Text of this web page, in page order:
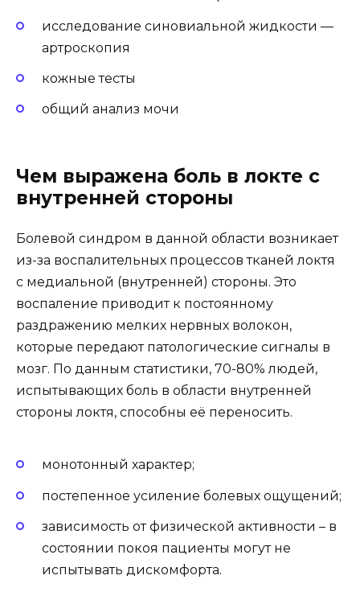
исследование синовиальной жидкости —
артроскопия
кожные тесты
общий анализ мочи
Чем выражена боль в локте с
внутренней стороны
Болевой синдром в данной области возникает
из-за воспалительных процессов тканей локтя
с медиальной (внутренней) стороны. Это
воспаление приводит к постоянному
раздражению мелких нервных волокон,
которые передают патологические сигналы в
мозг. По данным статистики, 70-80% людей,
испытывающих боль в области внутренней
стороны локтя, способны её переносить.
монотонный характер;
постепенное усиление болевых ощущений;
зависимость от физической активности – в
состоянии покоя пациенты могут не
испытывать дискомфорта.